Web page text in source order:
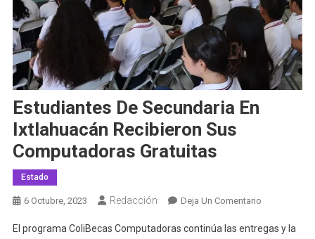
Estudiantes De Secundaria En
Ixtlahuacán Recibieron Sus
Computadoras Gratuitas
Estado
6 Octubre, 2023 Redacción Deja Un ComentarioEn
De
El programa ColiBecas Computadoras continúa las entregas y la